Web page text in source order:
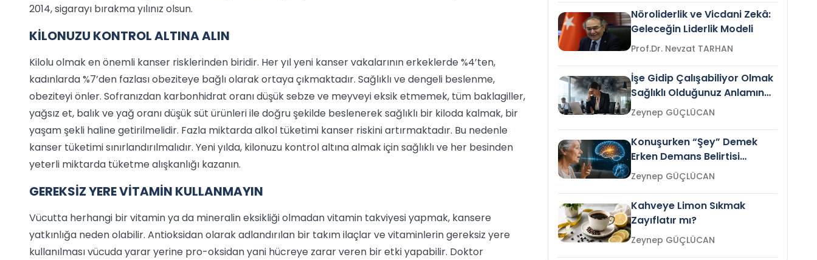
2014, sigarayı bırakma yılınız olsun.
KİLONUZU KONTROL ALTINA ALIN
Kilolu olmak en önemli kanser risklerinden biridir. Her yıl yeni kanser vakalarının erkeklerde %4’ten,
kadınlarda %7’den fazlası obeziteye bağlı olarak ortaya çıkmaktadır. Sağlıklı ve dengeli beslenme,
obeziteyi önler. Sofranızdan karbonhidrat oranı düşük sebze ve meyveyi eksik etmemek, tüm baklagiller,
yağsız et, balık ve yağ oranı düşük süt ürünleri ile doğru şekilde beslenerek sağlıklı bir kiloda kalmak, bir
yaşam şekli haline getirilmelidir. Fazla miktarda alkol tüketimi kanser riskini artırmaktadır. Bu nedenle
kanser tüketimi sınırlandırılmalıdır. Yeni yılda, kilonuzu kontrol altına almak için sağlıklı ve her besinden
yeterli miktarda tüketme alışkanlığı kazanın.
GEREKSİZ YERE VİTAMİN KULLANMAYIN
Vücutta herhangi bir vitamin ya da mineralin eksikliği olmadan vitamin takviyesi yapmak, kansere
yatkınlığa neden olabilir. Antioksidan olarak adlandırılan bir takım ilaçlar ve vitaminlerin gereksiz yere
kullanılması vücuda yarar yerine pro-oksidan yani hücreye zarar veren bir etki yapabilir. Doktor
Nöroliderlik ve Vicdani Zekâ:
Geleceğin Liderlik Modeli
Prof.Dr. Nevzat TARHAN
İşe Gidip Çalışabiliyor Olmak
Sağlıklı Olduğunuz Anlamına
Gelir mi?Zeynep GÜÇLÜCAN
Konuşurken “Şey” Demek
Erken Demans Belirtisi
Olabilir mi?Zeynep GÜÇLÜCAN
Kahveye Limon Sıkmak
Zayıflatır mı?
Zeynep GÜÇLÜCAN